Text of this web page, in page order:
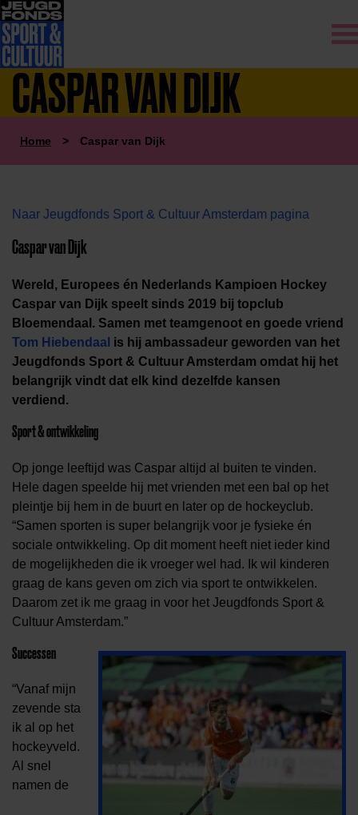
CASPAR VAN DIJK
Home > Caspar van Dijk
Naar Jeugdfonds Sport & Cultuur Amsterdam pagina
Caspar van Dijk
Wereld, Europees én Nederlands Kampioen Hockey
Caspar van Dijk speelt sinds 2019 bij topclub
Bloemendaal. Samen met teamgenoot en goede vriend
Tom Hiebendaal is hij ambassadeur geworden van het
Jeugdfonds Sport & Cultuur Amsterdam omdat hij het
belangrijk vindt dat elk kind dezelfde kansen
verdiend.
Sport & ontwikkeling
Op jonge leeftijd was Caspar altijd al buiten te vinden.
Hele dagen speelde hij met vrienden met een bal op het
pleintje bij hem in de buurt en later op de hockeyclub.
“Samen sporten is super belangrijk voor je fysieke én
sociale ontwikkeling. Op dit moment heeft niet ieder kind
de mogelijkheden die ik vroeger wel had. Ik wil kinderen
graag de kans geven om zich via sport te ontwikkelen.
Daarom zet ik me graag in voor het Jeugdfonds Sport &
CultuurAmsterdam.”
Successen
“Vanaf mijn
zevende sta
ik al op het
hockeyveld.
Al snel
namen de